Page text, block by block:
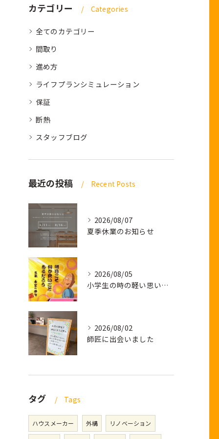
カテゴリー Categories
全てのカテゴリー
間取り
進め方
ライフプランシミュレーション
保証
断熱
スタッフブログ
最近の投稿 Recent Posts
2026/08/07
夏季休業のお知らせ
2026/08/05
小学生の時の軽い思い出話し
2026/08/02
師匠に出会いました
タグ Tags
ハウスメーカー 外構 リノベーション